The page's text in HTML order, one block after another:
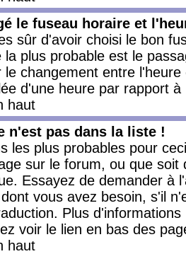
le fuseau horaire et
sûr d'avoir choisi le bon
la plus probable est le
le changement entre
d'une heure par rapport à
haut
n'est pas dans la liste !
les plus probables pour
sur le forum, ou que
Essayez de demander à
vous avez besoin, s'il
Plus
voir le lien en bas des
haut